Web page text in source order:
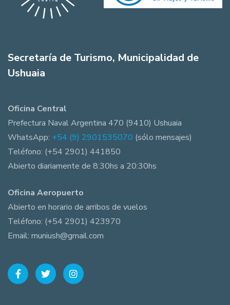
Secretaría de Turismo, Municipalidad de
Ushuaia
Oficina Central
Prefectura Naval Argentina 470 (9410) Ushuaia
WhatsApp: +54 (9) 2901535070 (sólo mensajes)
Teléfono: (+54 2901) 441850
Abierto diariamente de 8:30hs a 20:30hs
Oficina Aeropuerto
Abierto en horario de arribos de vuelos
Teléfono: (+54 2901) 423970
Email: muniush@gmail.com